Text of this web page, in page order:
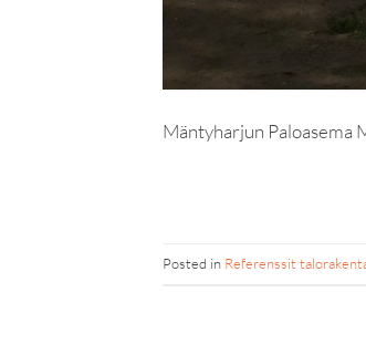
Mäntyharjun Paloasema
Posted in Referenssit